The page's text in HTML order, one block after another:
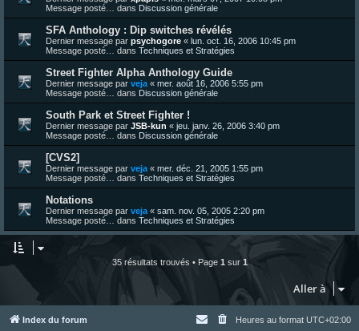
Message posté… dans Discussion générale
SFA Anthology : Dip switches révélés
Dernier message par psychogore « lun. oct. 16, 2006 10:45 pm
Message posté… dans Techniques et Stratégies
Street Fighter Alpha Anthology Guide
Dernier message par veja « mer. août 16, 2006 5:55 pm
Message posté… dans Discussion générale
South Park et Street Fighter !
Dernier message par JSB-kun « jeu. janv. 26, 2006 3:40 pm
Message posté… dans Discussion générale
[CVS2]
Dernier message par veja « mer. déc. 21, 2005 1:55 pm
Message posté… dans Techniques et Stratégies
Notations
Dernier message par veja « sam. nov. 05, 2005 2:20 pm
Message posté… dans Techniques et Stratégies
35 résultats trouvés • Page 1 sur 1
Aller à
Index du forum Heures au format UTC+02:00